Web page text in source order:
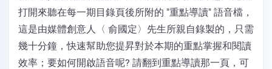
打開來聽在每一期目錄頁後所附的 "重點導讀" 語音檔，
這是由媒體創意人〈 俞國定〉先生所親自錄製的，只需
幾十分鐘，快速幫助您提昇對於本期的重點掌握和閱讀
效率；要如何開啟語音呢? 請翻到重點導讀那一頁，可